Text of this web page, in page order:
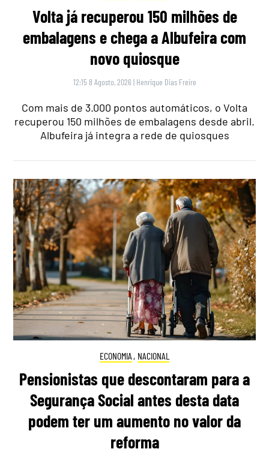
Volta já recuperou 150 milhões de
embalagens e chega a Albufeira com
novo quiosque
12:15 8 Agosto, 2026 | Henrique Dias Freire
Com mais de 3.000 pontos automáticos, o Volta
recuperou 150 milhões de embalagens desde abril.
Albufeira já integra a rede de quiosques
ECONOMIA , NACIONAL
Pensionistas que descontaram para a
Segurança Social antes desta data
podem ter um aumento no valor da
reforma